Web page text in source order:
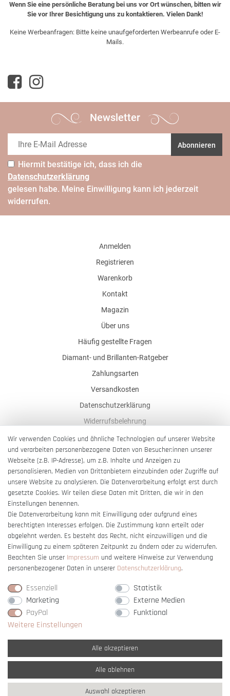
Wenn Sie eine persönliche Beratung bei uns vor Ort wünschen, bitten wir
Sie vor Ihrer Besichtigung uns zu kontaktieren. Vielen Dank!
Keine Werbeanfragen: Bitte keine unaufgeforderten Werbeanrufe oder E-
Mails.
Newsletter
Abonnieren
Hiermit bestätige ich, dass ich die
Daten­schutz­erklärung
gelesen habe. Meine Einwilligung kann ich jederzeit
widerrufen.
Anmelden
Registrieren
Warenkorb
Kontakt
Magazin
Über uns
Häufig gestellte Fragen
Diamant- und Brillanten-Ratgeber
Zahlungsarten
Versandkosten
Datenschutzerklärung
Widerrufsbelehrung
AGB
Impressum
Barrierefreiheitserklärung
Vertrag widerrufen
* Alle Preise verstehen sich inkl. gesetzl. MwSt. undzzgl. Versandkosten
** Nur innerhalb Deutschlands© copyright 2007-2026 Schmuck Krone / Alle
Wir verwenden Cookies und ähnliche Technologien auf unserer Website
und verarbeiten personenbezogene Daten von Besucher:innen unserer
Webseite (z.B. IP-Adresse), um z.B. Inhalte und Anzeigen zu
personalisieren, Medien von Drittanbietern einzubinden oder Zugriffe auf
unsere Website zu analysieren. Die Datenverarbeitung erfolgt erst durch
gesetzte Cookies. Wir teilen diese Daten mit Dritten, die wir in den
Einstellungen benennen.
Die Datenverarbeitung kann mit Einwilligung oder aufgrund eines
berechtigten Interesses erfolgen. Die Zustimmung kann erteilt oder
abgelehnt werden. Es besteht das Recht, nicht einzuwilligen und die
Einwilligung zu einem späteren Zeitpunkt zu ändern oder zu widerrufen.
Beachten Sie unser Impressum und weitere Hinweise zur Verwendung
personenbezogener Daten in unserer Daten­schutz­erklärung.
Essenziell
Statistik
Marketing
Externe Medien
PayPal
Funktional
Weitere Einstellungen
Alle akzeptieren
Alle ablehnen
Auswahl akzeptieren